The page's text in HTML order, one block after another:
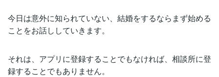
今日は意外に知られていない、結婚をするならまず始める
ことをお話ししていきます。
それは、アプリに登録することでもなければ、相談所に登
録することでもありません。